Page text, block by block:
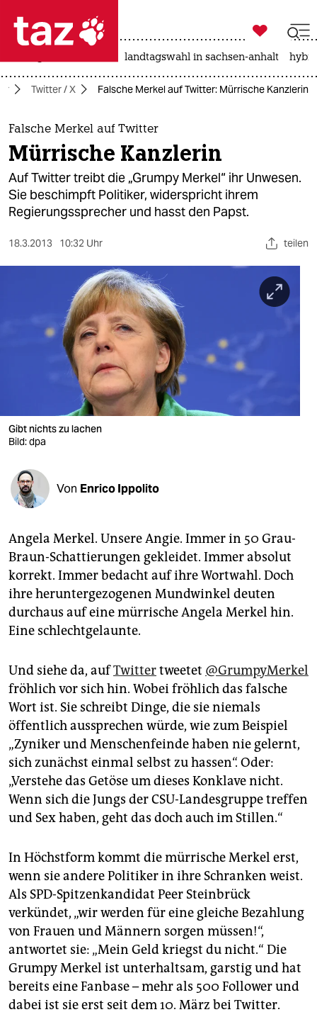
 taz zahl ich
taz zahl ich
themen
politik
öko
gesellschaft
verlag
verlag
veranstaltungen
shop
unterstützen
abo
genossenschaft
epaper login

taz zahl ich
landtagswahl in sachsen-anhalt
Twitter / X Falsche Merkel auf Twitter: Mürrische Kanzlerin
Falsche Merkel auf Twitter
Mürrische Kanzlerin
Auf Twitter treibt die „Grumpy Merkel“ ihr Unwesen.
Sie beschimpft Politiker, widerspricht ihrem
Regierungssprecher und hasst den Papst.
18.3.2013 10:32 Uhr teilen
Gibt nichts zu lachen
Bild: dpa
Von Enrico Ippolito
Angela Merkel. Unsere Angie. Immer in 50 Grau-
Braun-Schattierungen gekleidet. Immer absolut
korrekt. Immer bedacht auf ihre Wortwahl. Doch
ihre heruntergezogenen Mundwinkel deuten
durchaus auf eine mürrische Angela Merkel hin.
Eine schlechtgelaunte.
Und siehe da, aufTwittertweetet @GrumpyMerkel
fröhlich vor sich hin. Wobei fröhlich das falsche
Wort ist. Sie schreibt Dinge, die sie niemals
öffentlich aussprechen würde, wie zum Beispiel
„Zyniker und Menschenfeinde haben nie gelernt,
sich zunächst einmal selbst zu hassen“. Oder:
„Verstehe das Getöse um dieses Konklave nicht.
Wenn sich die Jungs der CSU-Landesgruppe treffen
und Sex haben, geht das doch auch im Stillen.“
In Höchstform kommt die mürrische Merkel erst,
wenn sie andere Politiker in ihre Schranken weist.
Als SPD-Spitzenkandidat Peer Steinbrück
verkündet, „wir werden für eine gleiche Bezahlung
von Frauen und Männern sorgen müssen!“,
antwortet sie: „Mein Geld kriegst du nicht.“ Die
Grumpy Merkel ist unterhaltsam, garstig und hat
bereits eine Fanbase – mehr als 500 Follower und
dabei ist sie erst seit dem 10. März bei Twitter.